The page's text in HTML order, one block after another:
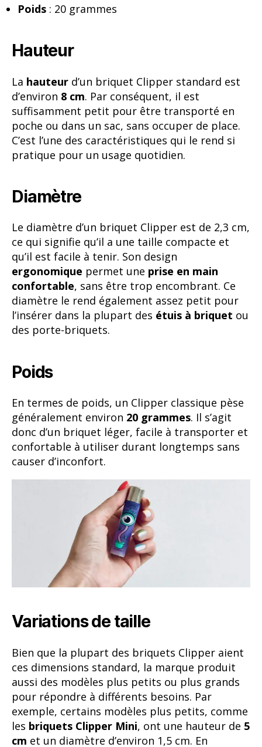
Poids : 20 grammes
Hauteur
La hauteur d’un briquet Clipper standard est
d’environ 8 cm. Par conséquent, il est
suffisamment petit pour être transporté en
poche ou dans un sac, sans occuper de place.
C’est l’une des caractéristiques qui le rend si
pratique pour un usage quotidien.
Diamètre
Le diamètre d’un briquet Clipper est de 2,3 cm,
ce qui signifie qu’il a une taille compacte et
qu’il est facile à tenir. Son design
ergonomique permet une prise en main
confortable, sans être trop encombrant. Ce
diamètre le rend également assez petit pour
l’insérer dans la plupart des étuis à briquet ou
des porte-briquets.
Poids
En termes de poids, un Clipper classique pèse
généralement environ 20 grammes. Il s’agit
donc d’un briquet léger, facile à transporter et
confortable à utiliser durant longtemps sans
causer d’inconfort.
Variations de taille
Bien que la plupart des briquets Clipper aient
ces dimensions standard, la marque produit
aussi des modèles plus petits ou plus grands
pour répondre à différents besoins. Par
exemple, certains modèles plus petits, comme
les briquets Clipper Mini, ont une hauteur de 5
cm et un diamètre d’environ 1,5 cm. En